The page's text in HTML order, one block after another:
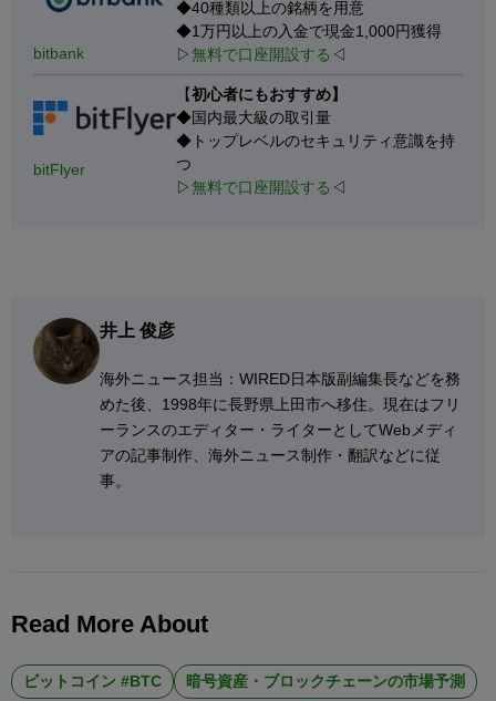
bitbank
◆40種類以上の銘柄を用意
◆1万円以上の入金で現金1,000円獲得
▷無料で口座開設する ◁
bitFlyer
【初心者にもおすすめ】
◆国内最大級の取引量
◆トップレベルのセキュリティ意識を持
つ
▷無料で口座開設する ◁
井上 俊彦
海外ニュース担当：WIRED日本版副編集長などを務
めた後、1998年に長野県上田市へ移住。現在はフリ
ーランスのエディター・ライターとしてWebメディ
アの記事制作、海外ニュース制作・翻訳などに従
事。
Read More About
ビットコイン #BTC 暗号資産・ブロックチェーンの市場予測